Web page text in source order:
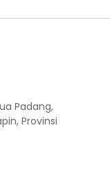
Padang,
Provinsi